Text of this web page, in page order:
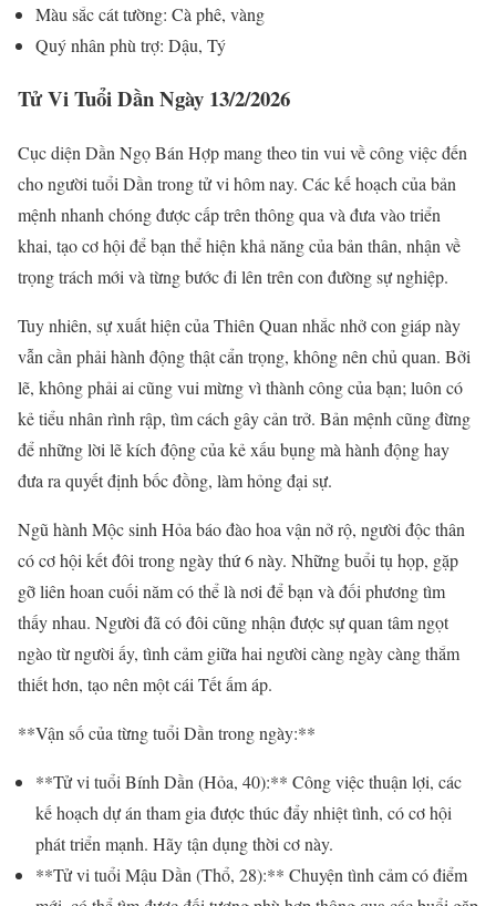
Màu sắc cát tường: Cà phê, vàng
Quý nhân phù trợ: Dậu, Tý
Tử Vi Tuổi Dần Ngày 13/2/2026
Cục diện Dần Ngọ Bán Hợp mang theo tin vui về công việc đến
cho người tuổi Dần trong tử vi hôm nay. Các kế hoạch của bản
mệnh nhanh chóng được cấp trên thông qua và đưa vào triển
khai, tạo cơ hội để bạn thể hiện khả năng của bản thân, nhận về
trọng trách mới và từng bước đi lên trên con đường sự nghiệp.
Tuy nhiên, sự xuất hiện của Thiên Quan nhắc nhở con giáp này
vẫn cần phải hành động thật cẩn trọng, không nên chủ quan. Bởi
lẽ, không phải ai cũng vui mừng vì thành công của bạn; luôn có
kẻ tiểu nhân rình rập, tìm cách gây cản trở. Bản mệnh cũng đừng
để những lời lẽ kích động của kẻ xấu bụng mà hành động hay
đưa ra quyết định bốc đồng, làm hỏng đại sự.
Ngũ hành Mộc sinh Hỏa báo đào hoa vận nở rộ, người độc thân
có cơ hội kết đôi trong ngày thứ 6 này. Những buổi tụ họp, gặp
gỡ liên hoan cuối năm có thể là nơi để bạn và đối phương tìm
thấy nhau. Người đã có đôi cũng nhận được sự quan tâm ngọt
ngào từ người ấy, tình cảm giữa hai người càng ngày càng thắm
thiết hơn, tạo nên một cái Tết ấm áp.
**Vận số của từng tuổi Dần trong ngày:**
**Tử vi tuổi Bính Dần (Hỏa, 40):** Công việc thuận lợi, các
kế hoạch dự án tham gia được thúc đẩy nhiệt tình, có cơ hội
phát triển mạnh. Hãy tận dụng thời cơ này.
**Tử vi tuổi Mậu Dần (Thổ, 28):** Chuyện tình cảm có điểm